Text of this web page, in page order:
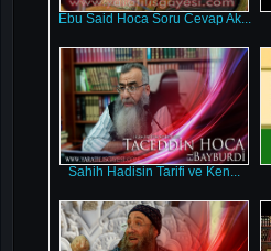
Ebu Said Hoca Soru Cevap Ak...
Sahih Hadisin Tarifi ve Ken...